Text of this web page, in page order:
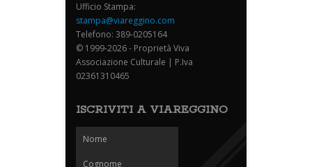
Ufficio Stampa:
stampa@viareggino.com
Telefono: 389-0205164
© 1999-2026 - Proprietà Viva
Associazione Culturale | P.Iva
02361310465
ISCRIVITI A VIAREGGINO